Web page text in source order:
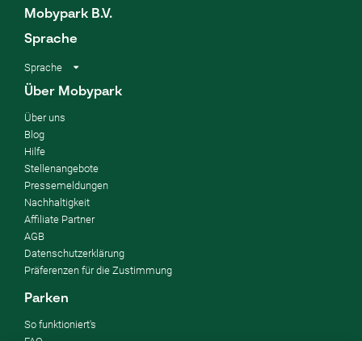
Mobypark B.V.
Sprache
Sprache
Über Mobypark
Über uns
Blog
Hilfe
Stellenangebote
Pressemeldungen
Nachhaltigkeit
Affiliate Partner
AGB
Datenschutzerklärung
Präferenzen für die Zustimmung
Parken
So funktioniert's